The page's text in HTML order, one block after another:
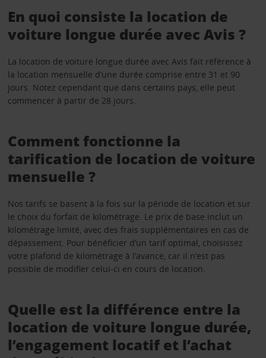
En quoi consiste la location de
voiture longue durée avec Avis ?
La location de voiture longue durée avec Avis fait référence à
la location mensuelle d’une durée comprise entre 31 et 90
jours. Notez cependant que dans certains pays, elle peut
commencer à partir de 28 jours.
Comment fonctionne la
tarification de location de voiture
mensuelle ?
Nos tarifs se basent à la fois sur la période de location et sur
le choix du forfait de kilométrage. Le prix de base inclut un
kilométrage limité, avec des frais supplémentaires en cas de
dépassement. Pour bénéficier d’un tarif optimal, choisissez
votre plafond de kilométrage à l’avance, car il n’est pas
possible de modifier celui-ci en cours de location.
Quelle est la différence entre la
location de voiture longue durée,
l’engagement locatif et l’achat